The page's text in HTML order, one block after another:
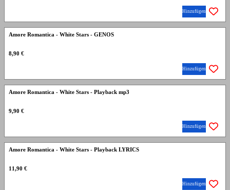
Hinzufügen
Amore Romantica - White Stars - GENOS
8,90 €
Hinzufügen
Amore Romantica - White Stars - Playback mp3
9,90 €
Hinzufügen
Amore Romantica - White Stars - Playback LYRICS
11,90 €
Hinzufügen